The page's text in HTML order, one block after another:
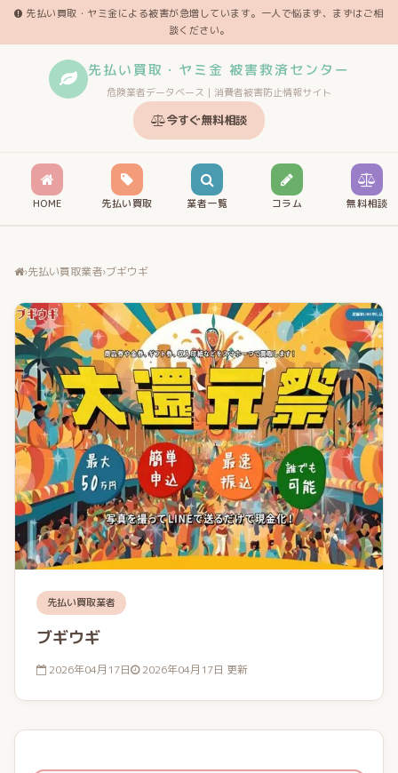
先払い買取・ヤミ金による被害が急増しています。一人で悩まず、まずはご相
談ください。
先払い買取・ヤミ金 被害救済センター
危険業者データベース｜消費者被害防止情報サイト
今すぐ無料相談
HOME 先払い買取 業者一覧 コラム 無料相談
›先払い買取業者›ブギウギ
先払い買取業者
ブギウギ
2026年04月17日 2026年04月17日 更新